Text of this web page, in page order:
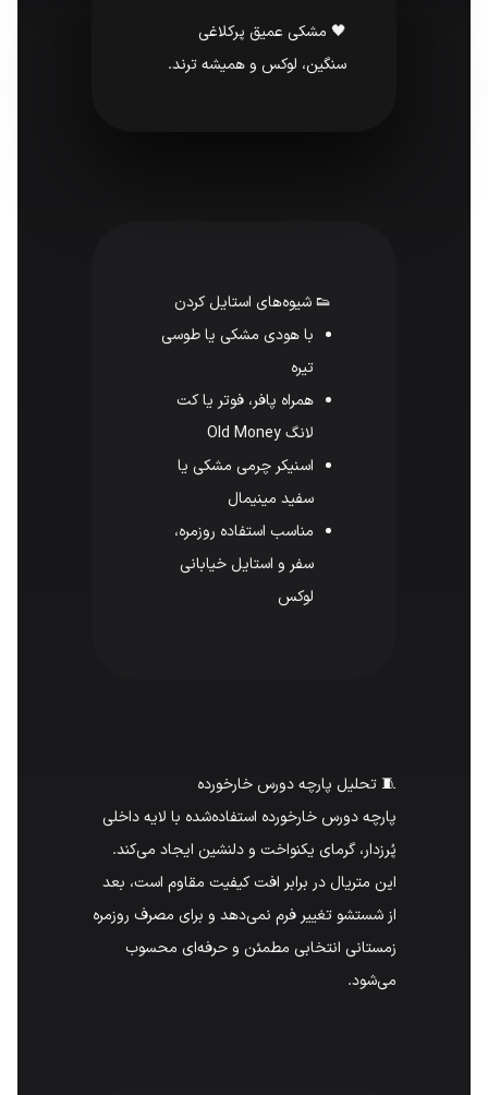
🖤 مشکی عمیق پرکلاغی
سنگین، لوکس و همیشه ترند.
👟 شیوه‌های استایل کردن
با هودی مشکی یا طوسی
تیره
همراه پافر، فوتر یا کت
لانگ Old Money
اسنیکر چرمی مشکی یا
سفید مینیمال
مناسب استفاده روزمره،
سفر و استایل خیابانی
لوکس
🧵 تحلیل پارچه دورس خارخورده
پارچه دورس خارخورده استفاده‌شده با لایه داخلی
پُرزدار، گرمای یکنواخت و دلنشین ایجاد می‌کند.
این متریال در برابر افت کیفیت مقاوم است، بعد
از شستشو تغییر فرم نمی‌دهد و برای مصرف روزمره
زمستانی انتخابی مطمئن و حرفه‌ای محسوب
می‌شود.